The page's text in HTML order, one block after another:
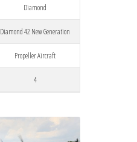
Diamond
Diamond 42 New Generation
Propeller Aircraft
4